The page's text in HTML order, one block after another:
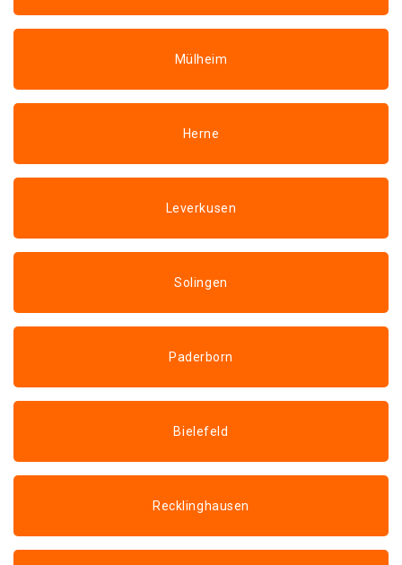
Mülheim
Herne
Leverkusen
Solingen
Paderborn
Bielefeld
Recklinghausen